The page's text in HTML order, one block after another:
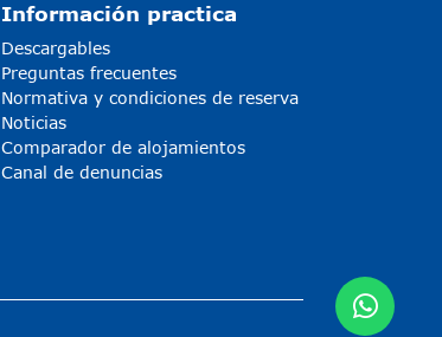
Información practica
Descargables
Preguntas frecuentes
Normativa y condiciones de reserva
Noticias
Comparador de alojamientos
Canal de denuncias